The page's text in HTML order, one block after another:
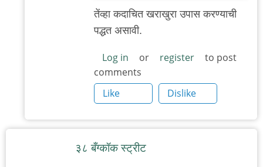
आणखी
by
'न'वी
बाजू
तेंव्हा कदाचित खराखुरा उपास करण्याची
पद्धत असावी.
Log in or register
to post
comments
Like
Dislike
३८ बँग्कॉक स्ट्रीट